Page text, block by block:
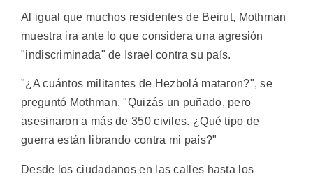
Al igual que muchos residentes de Beirut, Mothman
muestra ira ante lo que considera una agresión
"indiscriminada" de Israel contra su país.
"¿A cuántos militantes de Hezbolá mataron?", se
preguntó Mothman. "Quizás un puñado, pero
asesinaron a más de 350 civiles. ¿Qué tipo de
guerra están librando contra mi país?"
Desde los ciudadanos en las calles hasta los